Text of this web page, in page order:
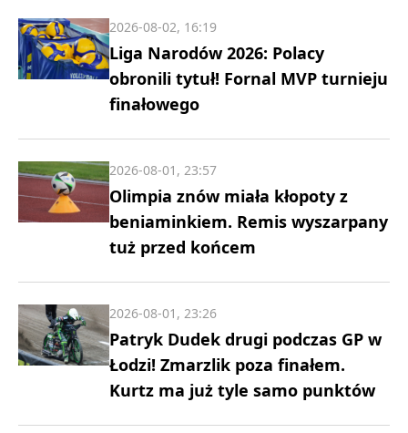
Liga Narodów 2026: Polacy
obronili tytuł! Fornal MVP turnieju
finałowego
2026-08-02, 16:19
Olimpia znów miała kłopoty z
beniaminkiem. Remis wyszarpany
tuż przed końcem
2026-08-01, 23:57
Patryk Dudek drugi podczas GP w
Łodzi! Zmarzlik poza finałem.
Kurtz ma już tyle samo punktów
2026-08-01, 23:26